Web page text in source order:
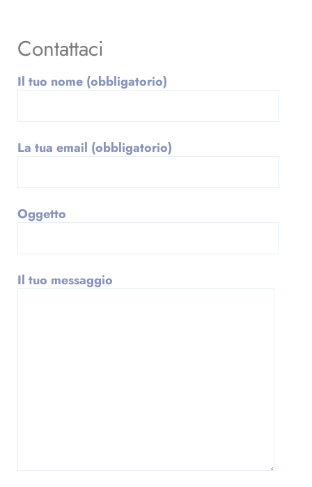
Contattaci
Il tuo nome (obbligatorio)
La tua email (obbligatorio)
Oggetto
Il tuo messaggio